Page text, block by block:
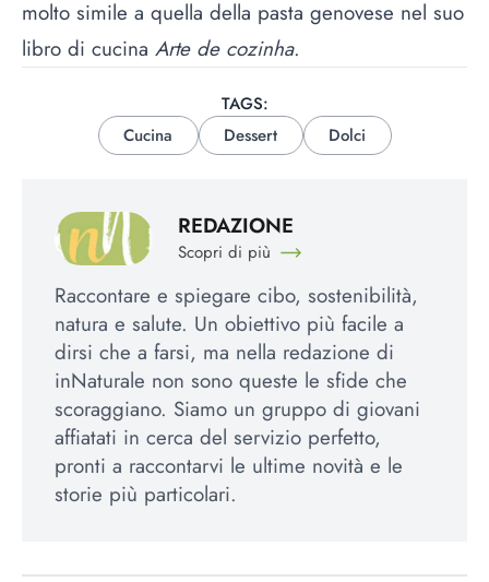
molto simile a quella della pasta genovese nel suo
libro di cucina Arte de cozinha.
TAGS:
Cucina
Dessert Dolci
REDAZIONE
Scopri di più
Raccontare e spiegare cibo, sostenibilità,
natura e salute. Un obiettivo più facile a
dirsi che a farsi, ma nella redazione di
inNaturale non sono queste le sfide che
scoraggiano. Siamo un gruppo di giovani
affiatati in cerca del servizio perfetto,
pronti a raccontarvi le ultime novità e le
storie più particolari.